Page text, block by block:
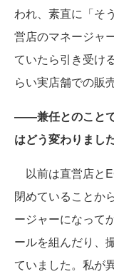
われ、素直に「そ
営店のマネージャ
ていたら引き受け
らい実店舗での販
――兼任とのこと
はどう変わりまし
以前は直営店と
閉めていることか
ージャーになって
ールを組んだり、
ていました。私が